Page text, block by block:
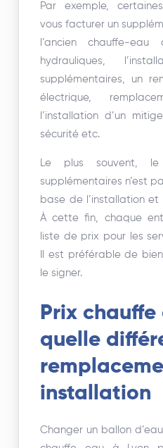
Par exemple,
vous facturer un
l’ancien chauffe-
hydrauliques,
supplémentaires, un
électrique,
l’installation d’un
sécurité etc.
Le plus souvent,
supplémentaires n’est
base de l’installation
À cette fin, chaque
liste de prix pour les
Il est préférable de
le signer.
Prix chauffe
quelle
installation
Changer un ballon